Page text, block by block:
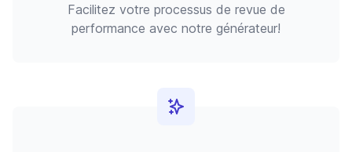
Facilitez votre processus de revue de
performance avec notre générateur!